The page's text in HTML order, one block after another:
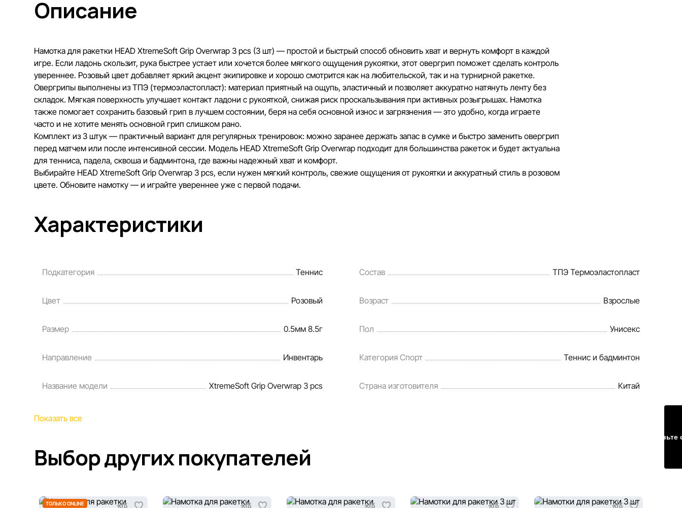
кредитования могут быть изменены компанией Sportlandia в одностороннем
Наша команда регулярно проверяет и обновляет информацию на сайте, чтобы
своевременно выявлять и исправлять возможные ошибки в кратчайшие
разумные сроки.
Описание
Намотка для ракетки HEAD XtremeSoft Grip Overwrap 3 pcs (3 шт) — простой и быстрый способ обновить хват и вернуть комфорт в каждой
игре. Если ладонь скользит, рука быстрее устает или хочется более мягкого ощущения рукоятки, этот овергрип поможет сделать контроль
увереннее. Розовый цвет добавляет яркий акцент экипировке и хорошо смотрится как на любительской, так и на турнирной ракетке.
Овергрипы выполнены из ТПЭ (термоэластопласт): материал приятный на ощупь, эластичный и позволяет аккуратно натянуть ленту без
складок. Мягкая поверхность улучшает контакт ладони с рукояткой, снижая риск проскальзывания при активных розыгрышах. Намотка
также помогает сохранить базовый грип в лучшем состоянии, беря на себя основной износ и загрязнения — это удобно, когда играете
часто и не хотите менять основной грип слишком рано.
Комплект из 3 штук — практичный вариант для регулярных тренировок: можно заранее держать запас в сумке и быстро заменить овергрип
перед матчем или после интенсивной сессии. Модель HEAD XtremeSoft Grip Overwrap подходит для большинства ракеток и будет актуальна
для тенниса, падела, сквоша и бадминтона, где важны надежный хват и комфорт.
Выбирайте HEAD XtremeSoft Grip Overwrap 3 pcs, если нужен мягкий контроль, свежие ощущения от рукоятки и аккуратный стиль в розовом
цвете. Обновите намотку — и играйте увереннее уже с первой подачи.
Характеристики
Подкатегория Теннис Состав ТПЭ Термоэластопласт
Цвет Розовый Возраст Взрослые
Размер 0.5мм 8.5г Пол Унисекс
Направление Инвентарь Категория Спорт Теннис и бадминтон
Название модели XtremeSoft Grip Overwrap 3 pcs Страна изготовителя Китай
Показать все
Выбор других покупателей
ТОЛЬКО ONLINE
Оставьте